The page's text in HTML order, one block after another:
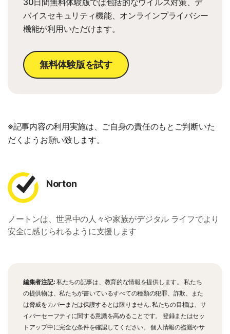
30日間無料体験版では包括的なウイルス対策、デ
バイスセキュリティ機能、オンラインプライバシー
機能が利用いただけます。
無料体験版を試す
※記事内容の利用実施は、ご自身の責任のもとご判断いた
だくようお願い致します。
Norton
ノートンは、世界中の人々や家族がデジタル ライフでより
安全に感じられるように支援します
編集者注記: 私たちの記事は、教育的な情報を提供します。 私たち
の提供物は、私たちが書いているすべての種類の犯罪、詐欺、また
は脅威をカバーまたは保護するとは限りません. 私たちの目標は、サ
イバーセーフティに関する意識を高めることです。 登録またはセッ
トアップ中に完全な条件を確認してください。 個人情報の盗難やサ